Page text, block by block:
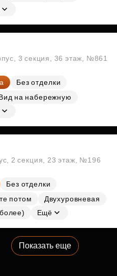
3 секция, 36 этаж, №861
Без отделки
на набережную
2 секция, 23 этаж, №196
Без отделки
потом
Двухуровневая
Ещё
Показать еще